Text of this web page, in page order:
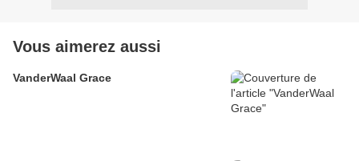
Vous aimerez aussi
VanderWaal Grace